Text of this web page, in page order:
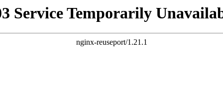
Service Temporarily
nginx-reuseport/1.21.1